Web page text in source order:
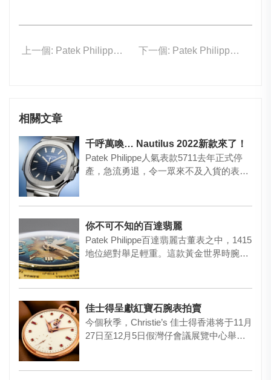
上一個: Patek Philippe 7340/1R-001 下一個: Patek Philippe 7128/1G-001
相關文章
千呼萬喚… Nautilus 2022新款來了！
Patek Philippe人氣表款5711去年正式停
產，急流勇退，令一眾來不及入貨的表迷
你不可不知的百達翡麗
Patek Philippe百達翡麗古董表之中，1415
地位絕對舉足輕重。這款黃金世界時腕表
佳士得呈獻紅寶石腕表拍賣
今個秋季，Christie’s 佳士得香港将于11月
27日至12月5日假灣仔會議展覽中心舉行